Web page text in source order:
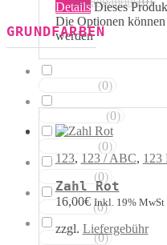
Details Dieses
Die Optionen
werden
123, 123 / ABC, 123
Zahl Rot
16,00€ Inkl. 19% MwSt
zzgl. Liefergebühr
GRUNDFARBEN
(0)
(0)
(0)
(0)
Gelbtöne (0)
Goldtöne (0)